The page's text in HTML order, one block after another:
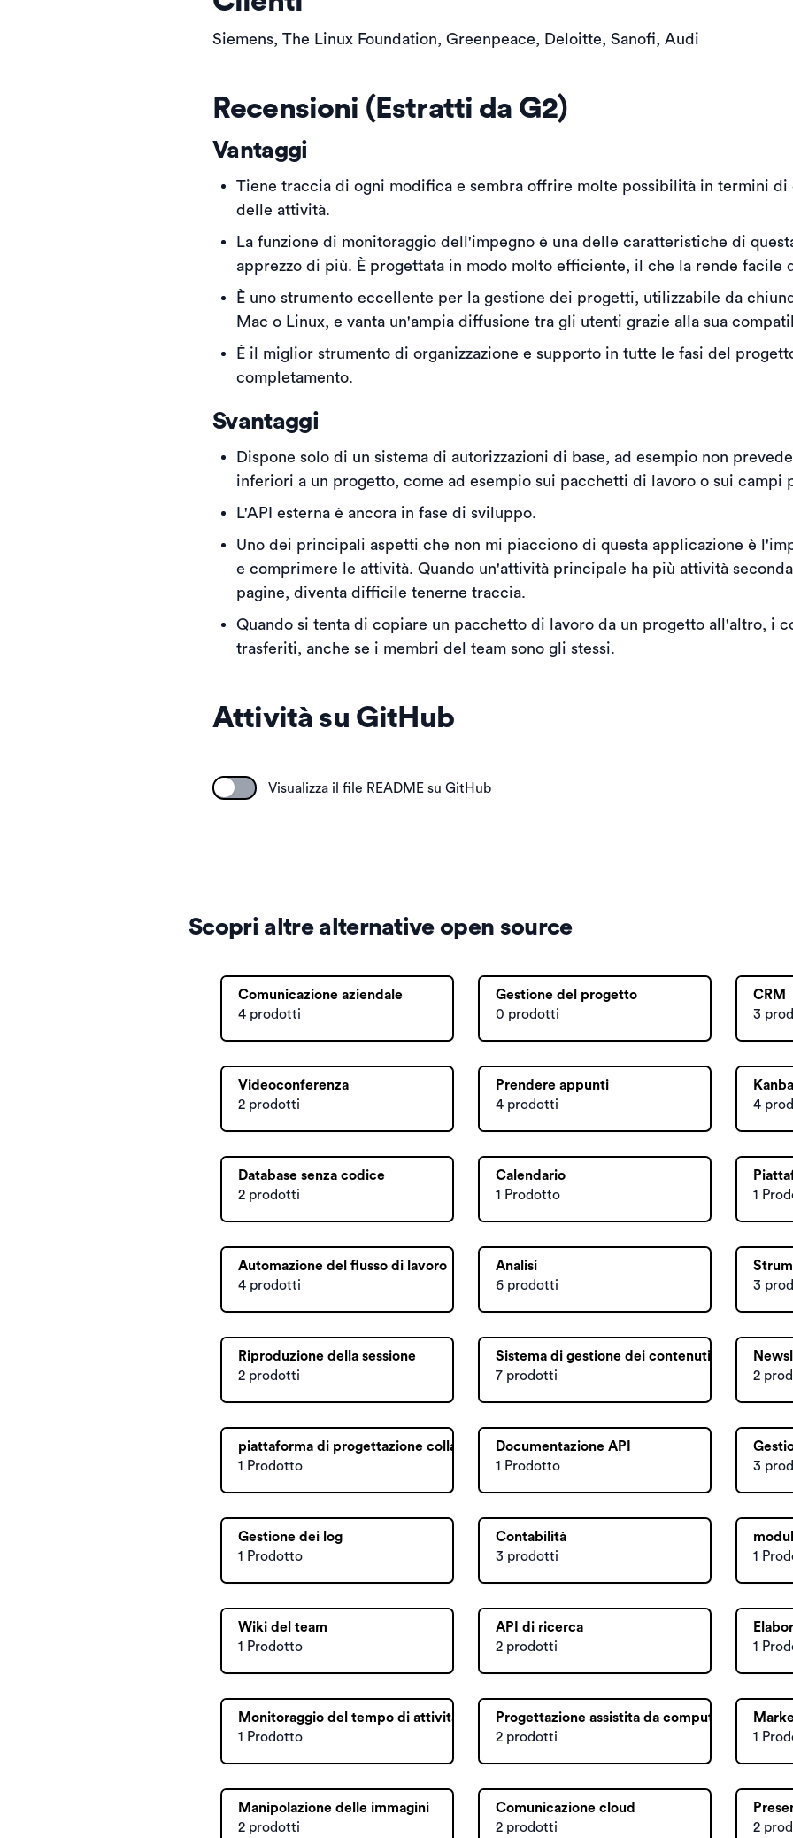
Siemens, The Linux Foundation, Greenpeace, Deloitte, Sanofi, Audi
Recensioni (Estratti da G2)
Vantaggi
Tiene traccia di ogni modifica e sembra offrire molte possibilità in termini di
delle attività.
La funzione di monitoraggio dell'impegno è una delle caratteristiche di
apprezzo di più. È progettata in modo molto efficiente, il che la rende facile
È uno strumento eccellente per la gestione dei progetti, utilizzabile da
Mac o Linux, e vanta un'ampia diffusione tra gli utenti grazie alla sua
È il miglior strumento di organizzazione e supporto in tutte le fasi del
completamento.
Svantaggi
Dispone solo di un sistema di autorizzazioni di base, ad esempio non
inferiori a un progetto, come ad esempio sui pacchetti di lavoro o sui campi
L'API esterna è ancora in fase di sviluppo.
Uno dei principali aspetti che non mi piacciono di questa applicazione è
e comprimere le attività. Quando un'attività principale ha più attività
pagine, diventa difficile tenerne traccia.
Quando si tenta di copiare un pacchetto di lavoro da un progetto all'altro, i
trasferiti, anche se i membri del team sono gli stessi.
Attività su GitHub
Visualizza il file README su GitHub
Scopri altre alternative open source
Comunicazione aziendale
4 prodotti
Gestione del progetto
0 prodotti
CRM
3
Videoconferenza
2 prodotti
Prendere appunti
4 prodotti
4
Database senza codice
2 prodotti
Calendario
1 Prodotto
1
Automazione del flusso di lavoro
4 prodotti
Analisi
6 prodotti
3
Riproduzione della sessione
2 prodotti
Sistema di gestione dei contenuti
7 prodotti
2
piattaforma di progettazione collaborativa
1 Prodotto
Documentazione API
1 Prodotto
3
Gestione dei log
1 Prodotto
Contabilità
3 prodotti
1
Wiki del team
1 Prodotto
API di ricerca
2 prodotti
1
Monitoraggio del tempo di attività
1 Prodotto
Progettazione assistita da computer
2 prodotti
1
Manipolazione delle immagini
2 prodotti
Comunicazione cloud
2 prodotti
2